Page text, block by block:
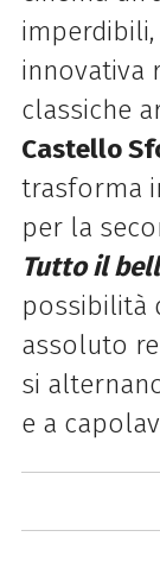
innovativa
classiche
Castello
trasforma
per la
Tutto il
possibilità
assoluto
si
e a